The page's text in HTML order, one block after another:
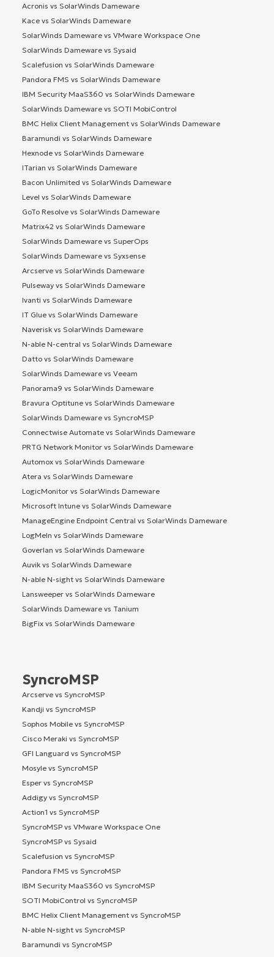
Acronis vs SolarWinds Dameware
Kace vs SolarWinds Dameware
SolarWinds Dameware vs VMware Workspace One
SolarWinds Dameware vs Sysaid
Scalefusion vs SolarWinds Dameware
Pandora FMS vs SolarWinds Dameware
IBM Security MaaS360 vs SolarWinds Dameware
SolarWinds Dameware vs SOTI MobiControl
BMC Helix Client Management vs SolarWinds Dameware
Baramundi vs SolarWinds Dameware
Hexnode vs SolarWinds Dameware
ITarian vs SolarWinds Dameware
Bacon Unlimited vs SolarWinds Dameware
Level vs SolarWinds Dameware
GoTo Resolve vs SolarWinds Dameware
Matrix42 vs SolarWinds Dameware
SolarWinds Dameware vs SuperOps
SolarWinds Dameware vs Syxsense
Arcserve vs SolarWinds Dameware
Pulseway vs SolarWinds Dameware
Ivanti vs SolarWinds Dameware
IT Glue vs SolarWinds Dameware
Naverisk vs SolarWinds Dameware
N-able N-central vs SolarWinds Dameware
Datto vs SolarWinds Dameware
SolarWinds Dameware vs Veeam
Panorama9 vs SolarWinds Dameware
Bravura Optitune vs SolarWinds Dameware
SolarWinds Dameware vs SyncroMSP
Connectwise Automate vs SolarWinds Dameware
PRTG Network Monitor vs SolarWinds Dameware
Automox vs SolarWinds Dameware
Atera vs SolarWinds Dameware
LogicMonitor vs SolarWinds Dameware
Microsoft Intune vs SolarWinds Dameware
ManageEngine Endpoint Central vs SolarWinds Dameware
LogMeIn vs SolarWinds Dameware
Goverlan vs SolarWinds Dameware
Auvik vs SolarWinds Dameware
N-able N-sight vs SolarWinds Dameware
Lansweeper vs SolarWinds Dameware
SolarWinds Dameware vs Tanium
BigFix vs SolarWinds Dameware
SyncroMSP
Arcserve vs SyncroMSP
Kandji vs SyncroMSP
Sophos Mobile vs SyncroMSP
Cisco Meraki vs SyncroMSP
GFI Languard vs SyncroMSP
Mosyle vs SyncroMSP
Esper vs SyncroMSP
Addigy vs SyncroMSP
Action1 vs SyncroMSP
SyncroMSP vs VMware Workspace One
SyncroMSP vs Sysaid
Scalefusion vs SyncroMSP
Pandora FMS vs SyncroMSP
IBM Security MaaS360 vs SyncroMSP
SOTI MobiControl vs SyncroMSP
BMC Helix Client Management vs SyncroMSP
N-able N-sight vs SyncroMSP
Baramundi vs SyncroMSP